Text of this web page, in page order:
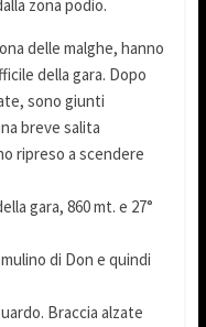
zona podio.
delle malghe, hanno
della gara. Dopo
sono giunti
breve salita
ripreso a scendere
gara, 860 mt. e 27°
di Don e quindi
Braccia alzate